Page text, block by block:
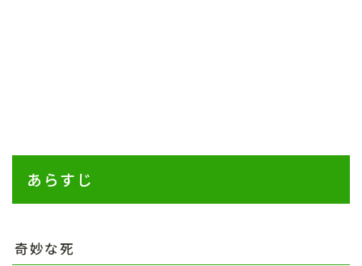
あらすじ
奇妙な死